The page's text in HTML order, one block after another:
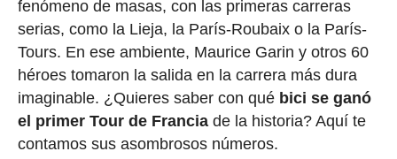
fenómeno de masas, con las primeras carreras
serias, como la Lieja, la París-Roubaix o la París-
Tours. En ese ambiente, Maurice Garin y otros 60
héroes tomaron la salida en la carrera más dura
imaginable. ¿Quieres saber con qué bici se ganó
el primer Tour de Franciade la historia? Aquí te
contamos sus asombrosos números.